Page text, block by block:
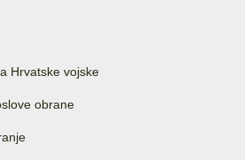
Hrvatske vojske
obrane